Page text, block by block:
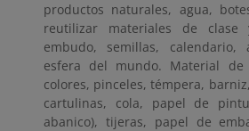
productos naturales, agua,
reutilizar materiales de clase
embudo, semillas, calendario,
esfera del mundo. Material de
colores, pinceles, témpera,
cartulinas, cola, papel de
abanico), tijeras, papel de